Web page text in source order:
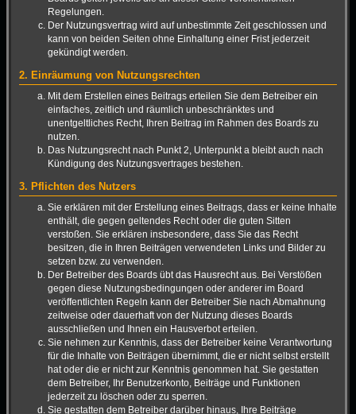
Regelungen.
Der Nutzungsvertrag wird auf unbestimmte Zeit geschlossen und
kann von beiden Seiten ohne Einhaltung einer Frist jederzeit
gekündigt werden.
2. Einräumung von Nutzungsrechten
Mit dem Erstellen eines Beitrags erteilen Sie dem Betreiber ein
einfaches, zeitlich und räumlich unbeschränktes und
unentgeltliches Recht, Ihren Beitrag im Rahmen des Boards zu
nutzen.
Das Nutzungsrecht nach Punkt 2, Unterpunkt a bleibt auch nach
Kündigung des Nutzungsvertrages bestehen.
3. Pflichten des Nutzers
Sie erklären mit der Erstellung eines Beitrags, dass er keine Inhalte
enthält, die gegen geltendes Recht oder die guten Sitten
verstoßen. Sie erklären insbesondere, dass Sie das Recht
besitzen, die in Ihren Beiträgen verwendeten Links und Bilder zu
setzen bzw. zu verwenden.
Der Betreiber des Boards übt das Hausrecht aus. Bei Verstößen
gegen diese Nutzungsbedingungen oder anderer im Board
veröffentlichten Regeln kann der Betreiber Sie nach Abmahnung
zeitweise oder dauerhaft von der Nutzung dieses Boards
ausschließen und Ihnen ein Hausverbot erteilen.
Sie nehmen zur Kenntnis, dass der Betreiber keine Verantwortung
für die Inhalte von Beiträgen übernimmt, die er nicht selbst erstellt
hat oder die er nicht zur Kenntnis genommen hat. Sie gestatten
dem Betreiber, Ihr Benutzerkonto, Beiträge und Funktionen
jederzeit zu löschen oder zu sperren.
Sie gestatten dem Betreiber darüber hinaus, Ihre Beiträge